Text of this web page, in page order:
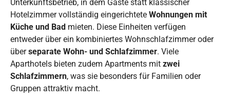
Unterkunftsbetrieb, in dem Gäste statt klassischer
Hotelzimmer vollständig eingerichtete Wohnungen mit
Küche und Bad mieten. Diese Einheiten verfügen
entweder über ein kombiniertes Wohnschlafzimmer oder
überseparate Wohn- und Schlafzimmer. Viele
Aparthotels bieten zudem Apartments mit zwei
Schlafzimmern, was sie besonders für Familien oder
Gruppen attraktiv macht.